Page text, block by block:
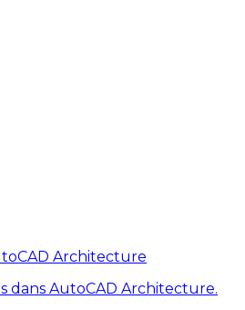
Architecture
dans AutoCAD Architecture.